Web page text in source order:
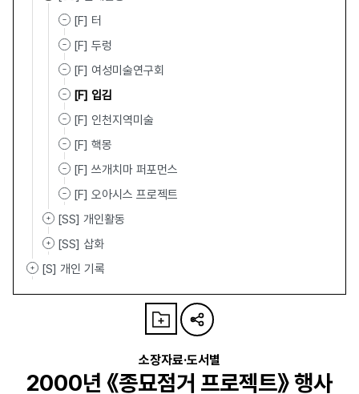
[F] 터
[F] 두렁
[F] 여성미술연구회
[F] 입김
[F] 인천지역미술
[F] 핵몽
[F] 쓰개치마 퍼포먼스
[F] 오아시스 프로젝트
[SS] 개인활동
[SS] 삽화
[S] 개인 기록
소장자료·도서별
2000년 《종묘점거 프로젝트》 행사